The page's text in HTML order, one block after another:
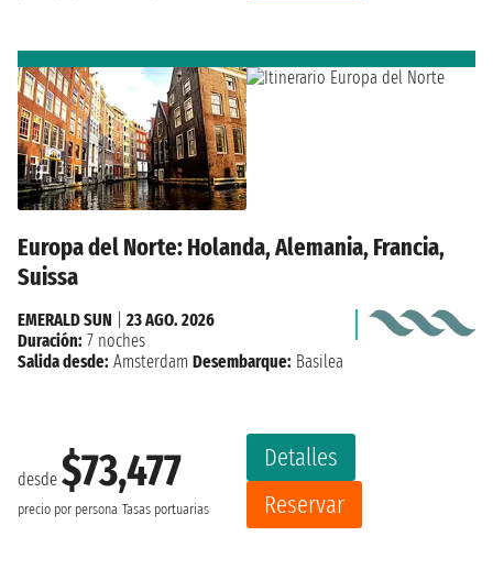
Europa del Norte: Holanda, Alemania, Francia,
Suissa
desde $73,477
precio por persona Tasas portuarias
Detalles
Reservar
EMERALD SUN
23 AGO. 2026
Duración: 7 noches
Salida desde: Amsterdam Desembarque: Basilea